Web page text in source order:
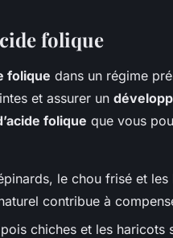
folique
folique dans un régime
et assurer un
folique que vous
le chou frisé et
contribue à
chiches et les haricots